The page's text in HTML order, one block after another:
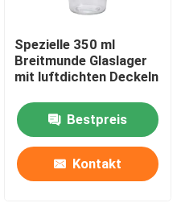
Spezielle 350 ml
Breitmunde Glaslager
mit luftdichten Deckeln
Bestpreis
Kontakt